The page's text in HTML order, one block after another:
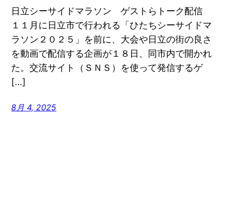
日立シーサイドマラソン ゲストらトーク配信
１１月に日立市で行われる「ひたちシーサイドマ
ラソン２０２５」を前に、大会や日立の街の良さ
を動画で配信する企画が１８日、同市内で開かれ
た。交流サイト（ＳＮＳ）を使って発信するゲ
[…]
8月 4, 2025